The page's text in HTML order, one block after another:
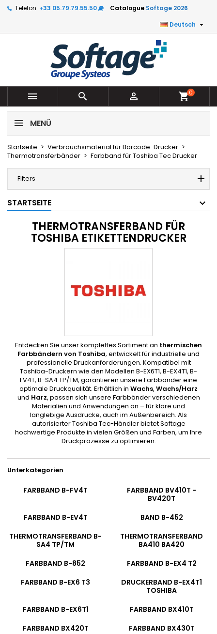
Telefon: +33 05.79.79.55.50 Catalogue Softage 2026
Deutsch 
   shopping_cart0
MENÜ
Startseite
Verbrauchsmaterial für Barcode-Drucker
Thermotransferbänder
Farbband für Toshiba Tec Drucker
Filters
STARTSEITE
THERMOTRANSFERBAND FÜR
TOSHIBA ETIKETTENDRUCKER
Entdecken Sie unser komplettes Sortiment an thermischen
Farbbändern von Toshiba, entwickelt für industrielle und
professionelle Druckanforderungen. Kompatibel mit
Toshiba-Druckern wie den Modellen B-EX6T1, B-EX4T1, B-
FV4T, B-SA4 TP/TM, garantieren unsere Farbbänder eine
optimale Druckqualität. Erhältlich in Wachs, Wachs/Harz
und Harz, passen sich unsere Farbbänder verschiedenen
Materialien und Anwendungen an – für klare und
langlebige Ausdrucke, auch im Außenbereich. Als
autorisierter Toshiba Tec-Händler bietet Softage
hochwertige Produkte in vielen Größen und Farben, um Ihre
Druckprozesse zu optimieren.
Unterkategorien
FARBBAND B-FV4T
FARBBAND BV410T -
BV420T
FARBBAND B-EV4T
BAND B-452
THERMOTRANSFERBAND B-
SA4 TP/TM
THERMOTRANSFERBAND
BA410 BA420
FARBBAND B-852
FARBBAND B-EX4 T2
FARBBAND B-EX6 T3
DRUCKERBAND B-EX4T1
TOSHIBA
FARBBAND B-EX6T1
FARBBAND BX410T
FARBBAND BX420T
FARBBAND BX430T